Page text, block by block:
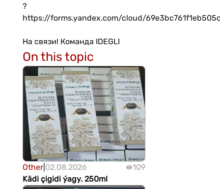
?
https://forms.yandex.com/cloud/
На связи! Команда IDEGLI
On this topic
Other| 02.08.2026
109
Kädi çigidi ýagy. 250ml